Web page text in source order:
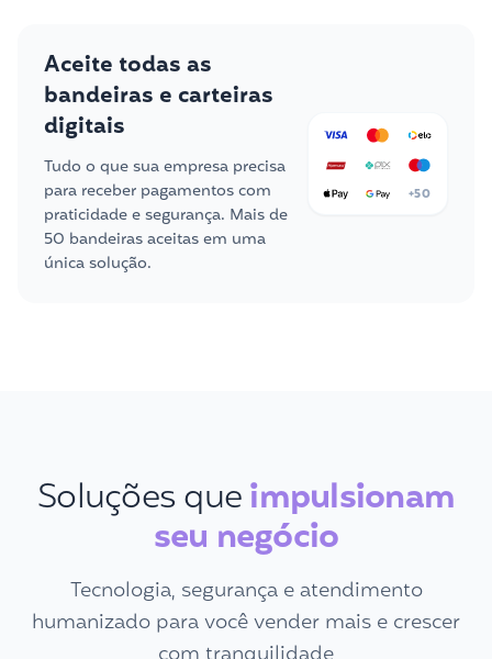
Aceite todas as
bandeiras e carteiras
digitais
Tudo o que sua empresa precisa
para receber pagamentos com
praticidade e segurança. Mais de
50 bandeiras aceitas em uma
única solução.
+50
Soluções queimpulsionam
seu negócio
Tecnologia, segurança e atendimento
humanizado para você vender mais e crescer